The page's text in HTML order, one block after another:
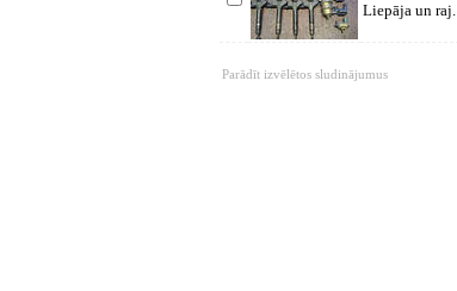
Liepāja un raj.
Parādīt izvēlētos sludinājumus